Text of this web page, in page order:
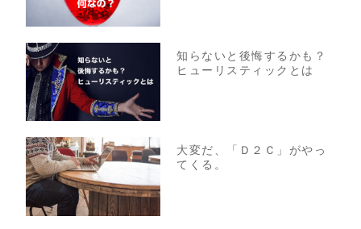
知らないと後悔するかも？
ヒューリスティックとは
大変だ、「Ｄ２Ｃ」がやっ
てくる。